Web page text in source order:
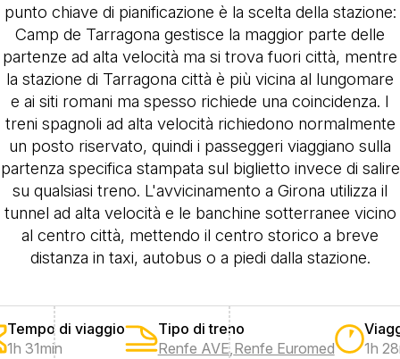
punto chiave di pianificazione è la scelta della stazione:
Camp de Tarragona gestisce la maggior parte delle
partenze ad alta velocità ma si trova fuori città, mentre
la stazione di Tarragona città è più vicina al lungomare
e ai siti romani ma spesso richiede una coincidenza. I
treni spagnoli ad alta velocità richiedono normalmente
un posto riservato, quindi i passeggeri viaggiano sulla
partenza specifica stampata sul biglietto invece di salire
su qualsiasi treno. L'avvicinamento a Girona utilizza il
tunnel ad alta velocità e le banchine sotterranee vicino
al centro città, mettendo il centro storico a breve
distanza in taxi, autobus o a piedi dalla stazione.
Tempo di viaggio
1h 31min
Tipo di treno
Renfe AVE,Renfe Euromed
1h